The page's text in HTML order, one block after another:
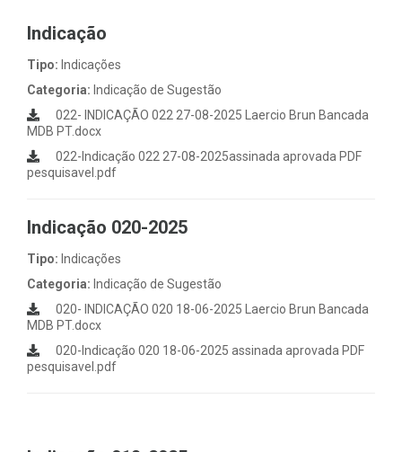
Indicação
Tipo: Indicações
Categoria: Indicação de Sugestão
022- INDICAÇÃO 022 27-08-2025 Laercio Brun Bancada
MDB PT.docx
022-Indicação 022 27-08-2025assinada aprovada PDF
pesquisavel.pdf
Indicação 020-2025
Tipo: Indicações
Categoria: Indicação de Sugestão
020- INDICAÇÃO 020 18-06-2025 Laercio Brun Bancada
MDB PT.docx
020-Indicação 020 18-06-2025 assinada aprovada PDF
pesquisavel.pdf